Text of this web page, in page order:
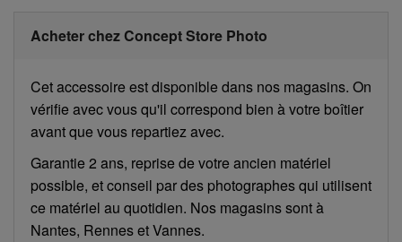
Acheter chez Concept Store Photo
Cet accessoire est disponible dans nos magasins. On
vérifie avec vous qu'il correspond bien à votre boîtier
avant que vous repartiez avec.
Garantie 2 ans, reprise de votre ancien matériel
possible, et conseil par des photographes qui utilisent
ce matériel au quotidien. Nos magasins sont à
Nantes, Rennes et Vannes.